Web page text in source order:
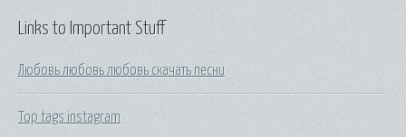
Links to Important Stuff
Любовь любовь любовь скачать песни
Top tags instagram